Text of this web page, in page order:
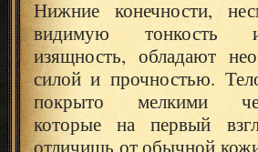
Нижние конечности,
видимую
изящность, обладают
силой и прочностью.
покрыто мелкими
которые на первый
отличишь от обычной